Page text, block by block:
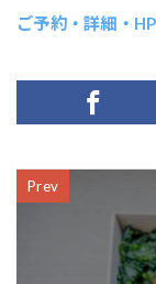
ご予約・詳細・
Prev